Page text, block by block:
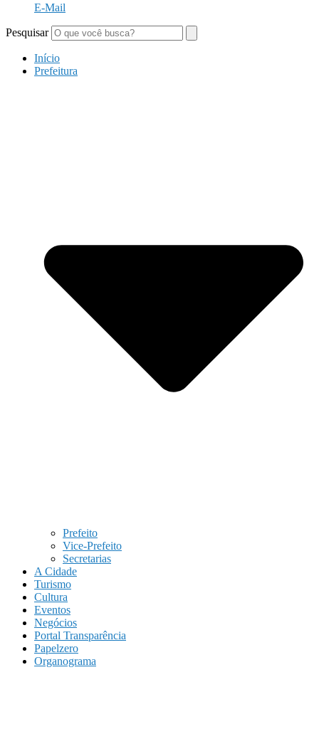
E-Mail
Pesquisar
Início
Prefeitura
Prefeito
Vice-Prefeito
Secretarias
A Cidade
Turismo
Cultura
Eventos
Negócios
Portal Transparência
Papelzero
Organograma